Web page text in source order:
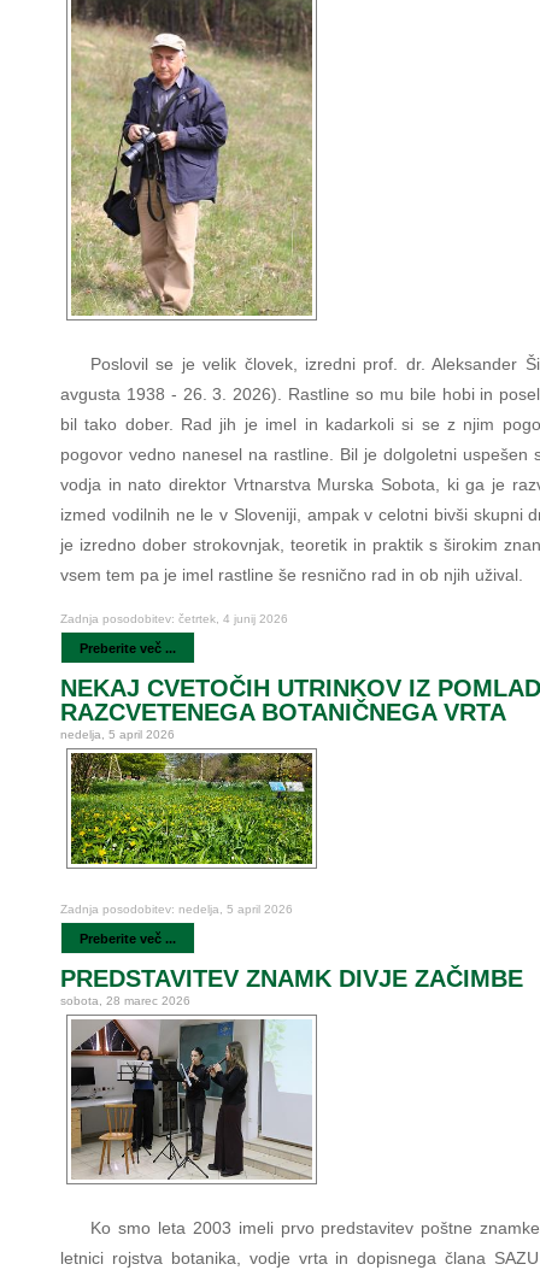
Poslovil se je velik človek, izredni prof. dr. Aleksander
avgusta 1938 - 26. 3. 2026). Rastline so mu bile hobi in
bil tako dober. Rad jih je imel in kadarkoli si se z njim
pogovor vedno nanesel na rastline. Bil je dolgoletni uspešen
vodja in nato direktor Vrtnarstva Murska Sobota, ki ga je
izmed vodilnih ne le v Sloveniji, ampak v celotni bivši skupni
je izredno dober strokovnjak, teoretik in praktik s širokim
vsem tem pa je imel rastline še resnično rad in ob njih užival.
Zadnja posodobitev: četrtek, 4 junij 2026
Preberite več ...
NEKAJ CVETOČIH UTRINKOV IZ
RAZCVETENEGA BOTANIČNEGA VRTA
nedelja, 5 april 2026
Zadnja posodobitev: nedelja, 5 april 2026
Preberite več ...
PREDSTAVITEV ZNAMK DIVJE ZAČIMBE
sobota, 28 marec 2026
Ko smo leta 2003 imeli prvo predstavitev poštne
letnici rojstva botanika, vodje vrta in dopisnega člana